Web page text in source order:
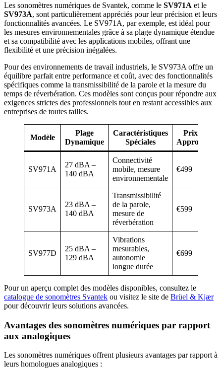
Les sonomètres numériques de Svantek, comme le SV971A et le
SV973A, sont particulièrement appréciés pour leur précision et leurs
fonctionnalités avancées. Le SV971A, par exemple, est idéal pour
les mesures environnementales grâce à sa plage dynamique étendue
et sa compatibilité avec les applications mobiles, offrant une
flexibilité et une précision inégalées.
Pour des environnements de travail industriels, le SV973A offre un
équilibre parfait entre performance et coût, avec des fonctionnalités
spécifiques comme la transmissibilité de la parole et la mesure du
temps de réverbération. Ces modèles sont conçus pour répondre aux
exigences strictes des professionnels tout en restant accessibles aux
entreprises de toutes tailles.
Modèle
Plage
Dynamique
Caractéristiques
Spéciales
Prix
Approx.
SV971A
27 dBA –
140 dBA
Connectivité
mobile, mesure
environnementale
€499
SV973A
23 dBA –
140 dBA
Transmissibilité
de la parole,
mesure de
réverbération
€599
SV977D
25 dBA –
129 dBA
Vibrations
mesurables,
autonomie
longue durée
€699
Pour un aperçu complet des modèles disponibles, consultez le
catalogue de sonomètres Svantek ou visitez le site de Brüel & Kjær
pour découvrir leurs solutions avancées.
Avantages des sonomètres numériques par rapport
aux analogiques
Les sonomètres numériques offrent plusieurs avantages par rapport à
leurs homologues analogiques :